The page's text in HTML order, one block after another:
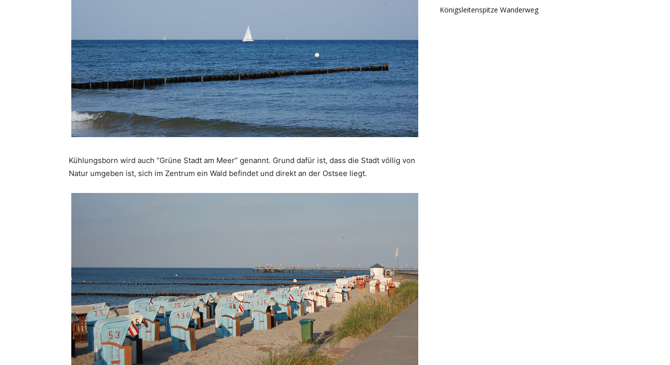
Kühlungsborn wird auch “Grüne Stadt am Meer” genannt. Grund dafür ist, dass die Stadt völlig von
Natur umgeben ist, sich im Zentrum ein Wald befindet und direkt an der Ostsee liegt.
Königsleitenspitze Wanderweg